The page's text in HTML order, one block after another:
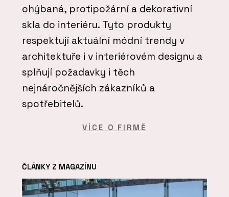
ohýbaná, protipožární a dekorativní
skla do interiéru. Tyto produkty
respektují aktuální módní trendy v
architektuře i v interiérovém designu a
splňují požadavky i těch
nejnáročnějších zákazníků a
spotřebitelů.
VÍCE O FIRMĚ
ČLÁNKY Z MAGAZÍNU